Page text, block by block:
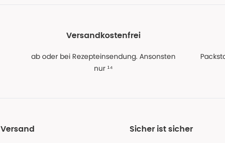
Versandkostenfrei
ab oder bei Rezepteinsendung. Ansonsten
nur ¹⁴
Versand Sicher ist sicher